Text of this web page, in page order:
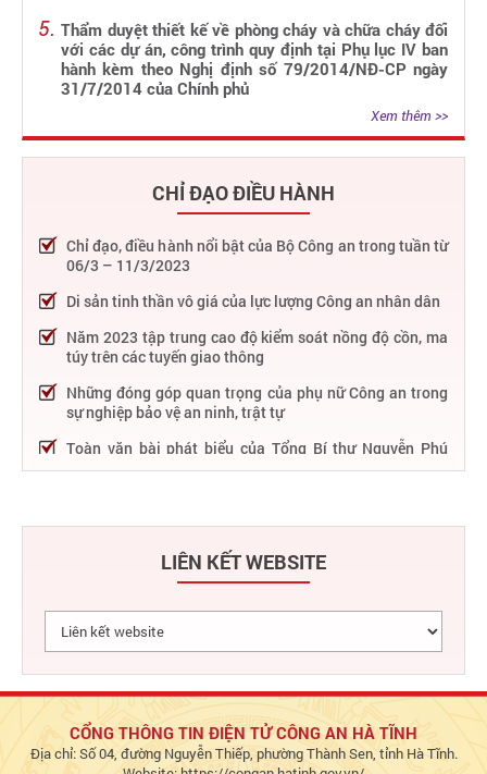
Thẩm duyệt thiết kế về phòng cháy và chữa cháy đối
với các dự án, công trình quy định tại Phụ lục IV ban
hành kèm theo Nghị định số 79/2014/NĐ-CP ngày
31/7/2014 của Chính phủ
Xem thêm >>
CHỈ ĐẠO ĐIỀU HÀNH
Chỉ đạo, điều hành nổi bật của Bộ Công an trong tuần từ
06/3 – 11/3/2023
Di sản tinh thần vô giá của lực lượng Công an nhân dân
Năm 2023 tập trung cao độ kiểm soát nồng độ cồn, ma
túy trên các tuyến giao thông
Những đóng góp quan trọng của phụ nữ Công an trong
sự nghiệp bảo vệ an ninh, trật tự
Toàn văn bài phát biểu của Tổng Bí thư Nguyễn Phú
Trọng tại Lễ kỷ niệm 75 năm Công an nhân dân học tập,
75 năm thực hiện Sáu điều Bác Hồ dạy - Lực lượng Công
quên thân, vì dân phục vụ"
27/2 – 04/3/2023
Phát huy thành tựu 50 năm phát triển công nghệ thông
tin trong Công an nhân dân
phần thúc đẩy phát triển kinh tế - xã hội
Chủ động bảo đảm an ninh, an toàn hệ thống thông tin,
LIÊN KẾT WEBSITE
CỔNG THÔNG TIN ĐIỆN TỬ CÔNG AN HÀ TĨNH
Địa chỉ: Số 04, đường Nguyễn Thiếp, phường Thành Sen, tỉnh Hà Tĩnh.